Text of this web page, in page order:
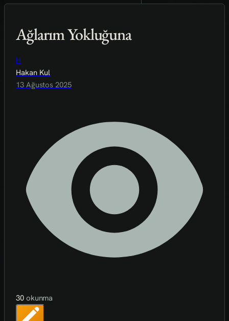
Ağlarım Yokluğuna
H
Hakan Kul
13 Ağustos 2025
30 okunma